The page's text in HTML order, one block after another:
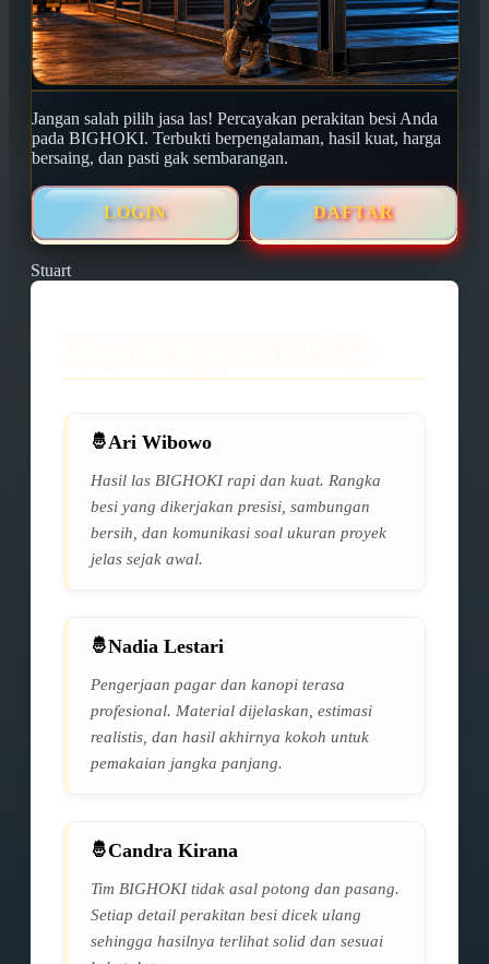
Jangan salah pilih jasa las! Percayakan perakitan besi Anda
pada BIGHOKI. Terbukti berpengalaman, hasil kuat, harga
bersaing, dan pasti gak sembarangan.
LOGIN DAFTAR
Stuart
Ari Wibowo
Hasil las BIGHOKI rapi dan kuat. Rangka
besi yang dikerjakan presisi, sambungan
bersih, dan komunikasi soal ukuran proyek
jelas sejak awal.
Nadia Lestari
Pengerjaan pagar dan kanopi terasa
profesional. Material dijelaskan, estimasi
realistis, dan hasil akhirnya kokoh untuk
pemakaian jangka panjang.
Candra Kirana
Tim BIGHOKI tidak asal potong dan pasang.
Setiap detail perakitan besi dicek ulang
sehingga hasilnya terlihat solid dan sesuai